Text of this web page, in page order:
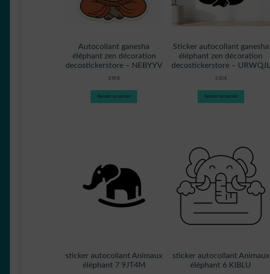
Autocollant ganesha
éléphant zen décoration
decostickerstore – NEBYYV
3,90 €
Ajouter au panier
Sticker autocollant ganesha
éléphant zen décoration
decostickerstore – URWQJL
5,50 €
Ajouter au panier
sticker autocollant Animaux
éléphant 7 9JT4M
sticker autocollant Animaux
éléphant 6 KIBLU